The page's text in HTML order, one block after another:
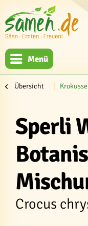
Menü
Übersicht Krokusse
Sperli
Crocus